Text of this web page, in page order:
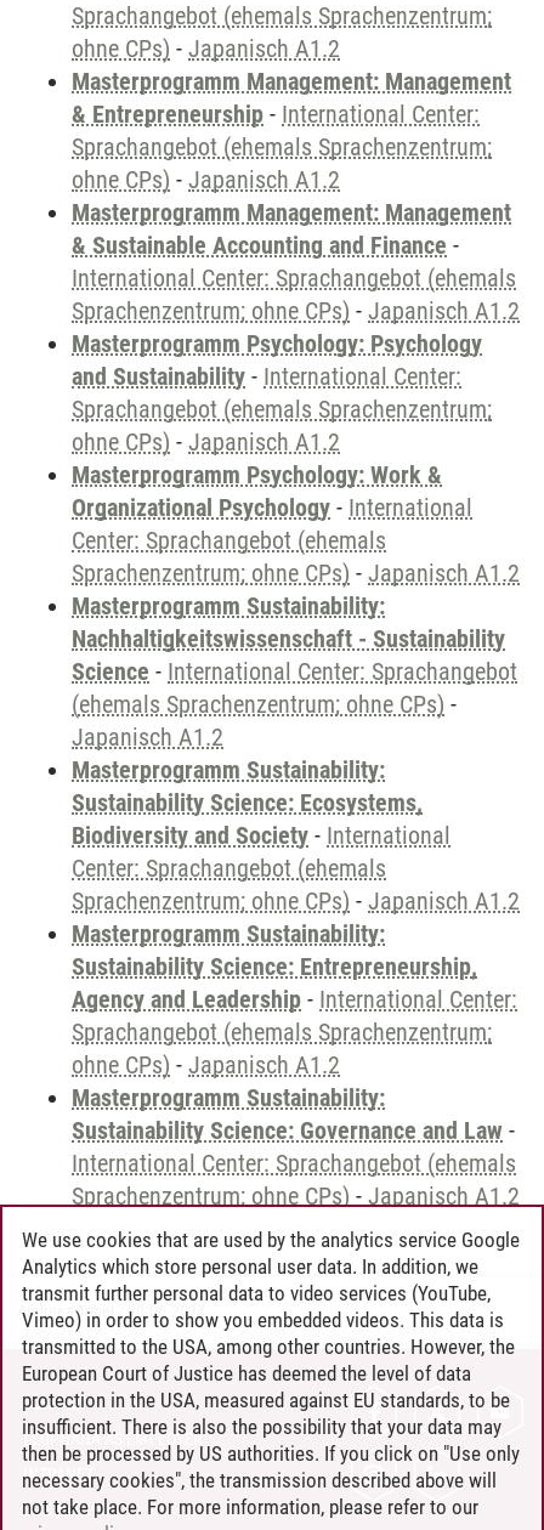
Sprachangebot (ehemals Sprachenzentrum;
ohne CPs) - Japanisch A1.2
Masterprogramm Management: Management
& Entrepreneurship - International Center:
Sprachangebot (ehemals Sprachenzentrum;
ohne CPs) - Japanisch A1.2
Masterprogramm Management: Management
& Sustainable Accounting and Finance -
International Center: Sprachangebot (ehemals
Sprachenzentrum; ohne CPs) - Japanisch A1.2
Masterprogramm Psychology: Psychology
and Sustainability - International Center:
Sprachangebot (ehemals Sprachenzentrum;
ohne CPs) - Japanisch A1.2
Masterprogramm Psychology: Work &
Organizational Psychology - International
Center: Sprachangebot (ehemals
Sprachenzentrum; ohne CPs) - Japanisch A1.2
Masterprogramm Sustainability:
Nachhaltigkeitswissenschaft - Sustainability
Science - International Center: Sprachangebot
(ehemals Sprachenzentrum; ohne CPs) -
Japanisch A1.2
Masterprogramm Sustainability:
Sustainability Science: Ecosystems,
Biodiversity and Society - International
Center: Sprachangebot (ehemals
Sprachenzentrum; ohne CPs) - Japanisch A1.2
Masterprogramm Sustainability:
Sustainability Science: Entrepreneurship,
Agency and Leadership - International Center:
Sprachangebot (ehemals Sprachenzentrum;
ohne CPs) - Japanisch A1.2
Masterprogramm Sustainability:
Sustainability Science: Governance and Law -
International Center: Sprachangebot (ehemals
Sprachenzentrum; ohne CPs) - Japanisch A1.2
Andreea Tribel 30.06.2024
CONTACT
LEUPHANA AS EMPLOYER
INTRANET
SITE NOTICE
We use cookies that are used by the analytics service Google
Analytics which store personal user data. In addition, we
transmit further personal data to video services (YouTube,
Vimeo) in order to show you embedded videos. This data is
transmitted to the USA, among other countries. However, the
European Court of Justice has deemed the level of data
protection in the USA, measured against EU standards, to be
insufficient. There is also the possibility that your data may
then be processed by US authorities. If you click on "Use only
necessary cookies", the transmission described above will
not take place. For more information, please refer to our